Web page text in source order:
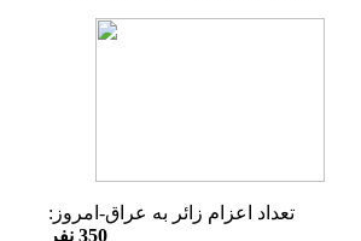
تعداد اعزام زائر به عراق-امروز:
350 نفر